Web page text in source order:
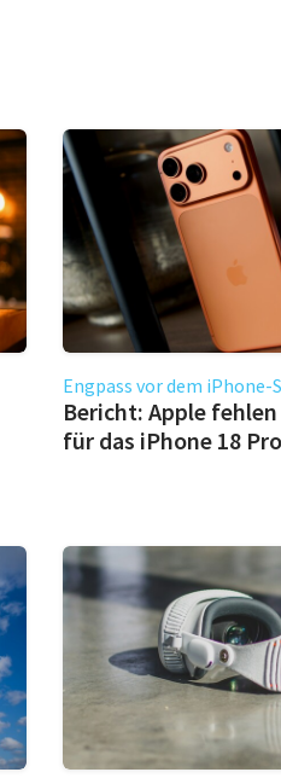
Engpass vor dem iPhone-
Bericht: Apple
für das iPhone 18 Pro